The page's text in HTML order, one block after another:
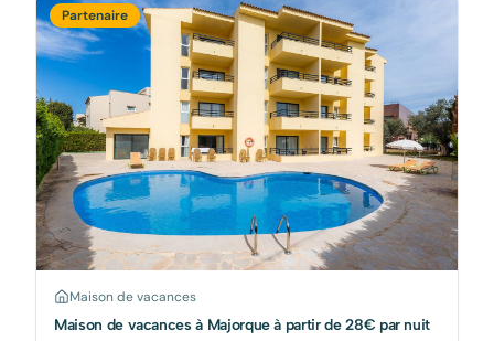
Partenaire
Maison de vacances
Maison de vacances à Majorque à partir de 28€ par nuit